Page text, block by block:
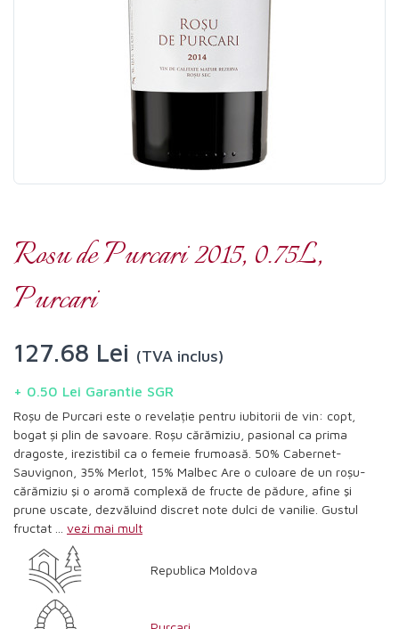
Rosu de Purcari 2015, 0.75L,
Purcari
127.68 Lei (TVA inclus)
+ 0.50 Lei Garantie SGR
Roșu de Purcari este o revelație pentru iubitorii de vin: copt,
bogat și plin de savoare. Roșu cărămiziu, pasional ca prima
dragoste, irezistibil ca o femeie frumoasă. 50% Cabernet-
Sauvignon, 35% Merlot, 15% Malbec Are o culoare de un roșu-
cărămiziu şi o aromă complexă de fructe de pădure, afine şi
prune uscate, dezvăluind discret note dulci de vanilie. Gustul
fructat ... vezi mai mult
Republica Moldova